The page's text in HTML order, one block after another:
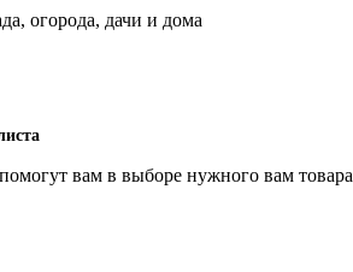
огорода, дачи и дома
вам в выборе нужного вам товара